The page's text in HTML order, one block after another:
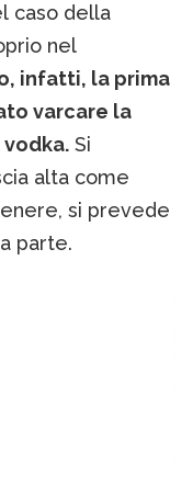
caso della
nel
infatti, la prima
varcare la
Si
alta come
si prevede
parte.